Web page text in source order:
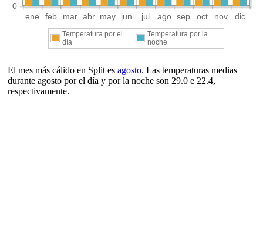
ene feb mar abr may jun jul ago sep oct nov dic
0
Temperatura por el
día
Temperatura por la
noche
El mes más cálido en Split es agosto. Las temperaturas medias
durante agosto por el día y por la noche son 29.0 e 22.4,
respectivamente.